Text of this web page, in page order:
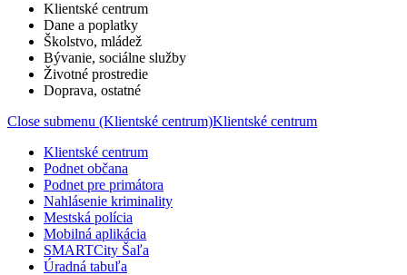
Klientské centrum
Dane a poplatky
Školstvo, mládež
Bývanie, sociálne služby
Životné prostredie
Doprava, ostatné
Close submenu (Klientské centrum)Klientské centrum
Klientské centrum
Podnet občana
Podnet pre primátora
Nahlásenie kriminality
Mestská polícia
Mobilná aplikácia
SMARTCity Šaľa
Úradná tabuľa